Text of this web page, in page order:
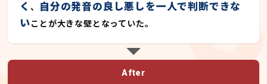
く、
自分の発音の良し悪しを一人で判断できな
いことが大きな壁となっていた。
After